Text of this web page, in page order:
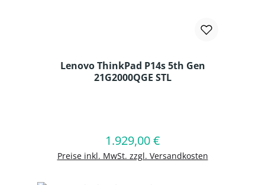
Lenovo ThinkPad P14s 5th Gen
21G2000QGE STL
Regulärer Preis:
1.929,00 €
Preise inkl. MwSt. zzgl. Versandkosten
In den Warenkorb